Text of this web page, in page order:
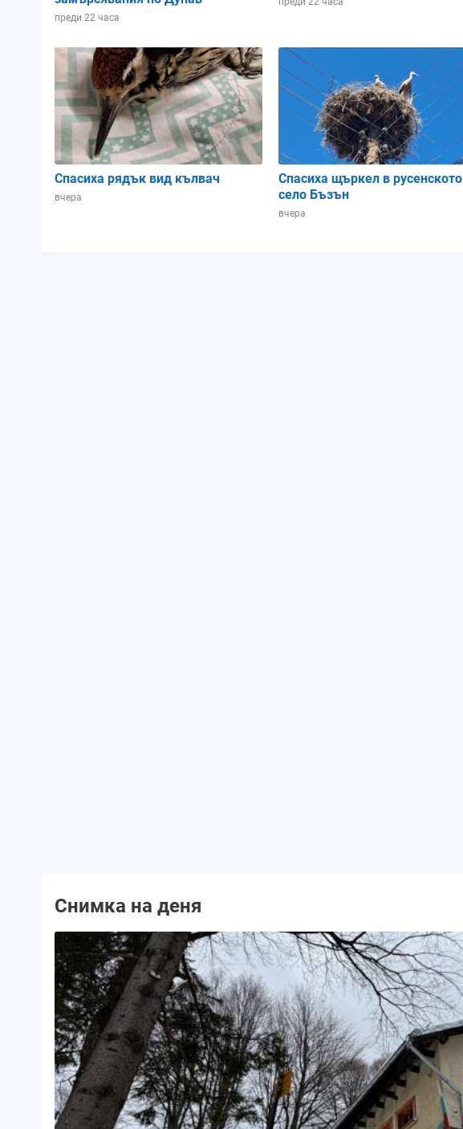
преди 22 часа
Спасиха рядък вид кълвач
вчера
Спасиха щъркел в русенското
село Бъзън
вчера
Снимка на деня